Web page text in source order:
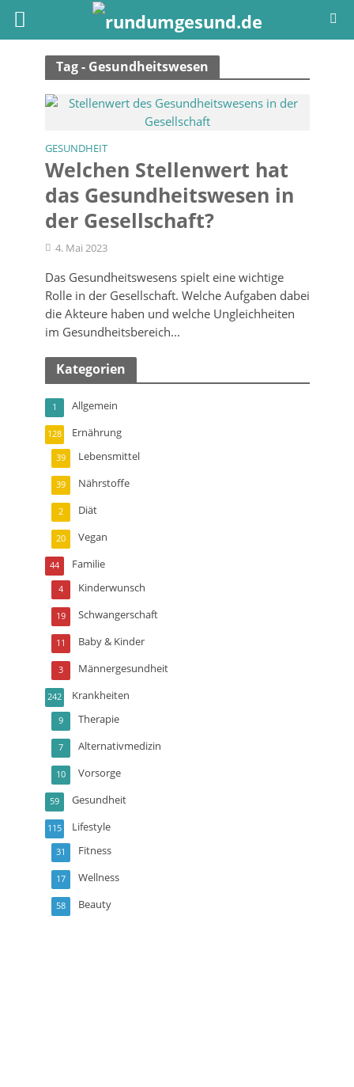
Tag - Gesundheitswesen
GESUNDHEIT
Welchen Stellenwert hat
das Gesundheitswesen in
der Gesellschaft?
4. Mai 2023
Das Gesundheitswesens spielt eine wichtige
Rolle in der Gesellschaft. Welche Aufgaben dabei
die Akteure haben und welche Ungleichheiten
im Gesundheitsbereich...
Kategorien
Allgemein
1
Ernährung
128
Lebensmittel
39
Nährstoffe
39
Diät
2
Vegan
20
Familie
44
Kinderwunsch
4
Schwangerschaft
19
Baby & Kinder
11
Männergesundheit
3
Krankheiten
242
Therapie
9
Alternativmedizin
7
Vorsorge
10
Gesundheit
59
Lifestyle
115
Fitness
31
Wellness
17
Beauty
58